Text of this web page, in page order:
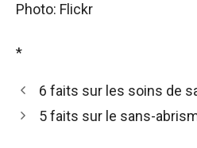
Photo: Flickr
*
6 faits sur les soins de
5 faits sur le sans-